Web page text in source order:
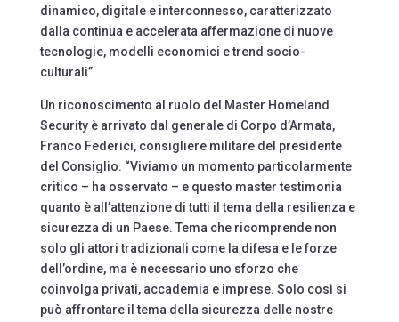
dinamico, digitale e interconnesso, caratterizzato
dalla continua e accelerata affermazione di nuove
tecnologie, modelli economici e trend socio-
culturali”.
Un riconoscimento al ruolo del Master Homeland
Security è arrivato dal generale di Corpo d’Armata,
Franco Federici, consigliere militare del presidente
del Consiglio. “Viviamo un momento particolarmente
critico – ha osservato – e questo master testimonia
quanto è all’attenzione di tutti il tema della resilienza e
sicurezza di un Paese. Tema che ricomprende non
solo gli attori tradizionali come la difesa e le forze
dell’ordine, ma è necessario uno sforzo che
coinvolga privati, accademia e imprese. Solo così si
può affrontare il tema della sicurezza delle nostre